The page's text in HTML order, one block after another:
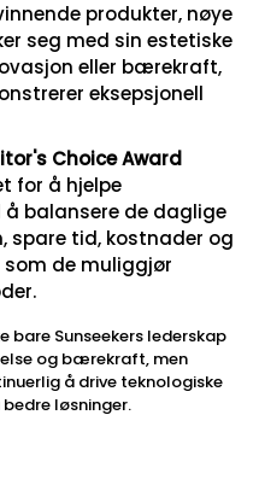
produkter, nøye
seg med sin estetiske
eller bærekraft,
eksepsjonell
Choice Award
for å hjelpe
balansere de daglige
spare tid, kostnader og
de muliggjør
bare Sunseekers lederskap
og bærekraft, men
å drive teknologiske
løsninger.